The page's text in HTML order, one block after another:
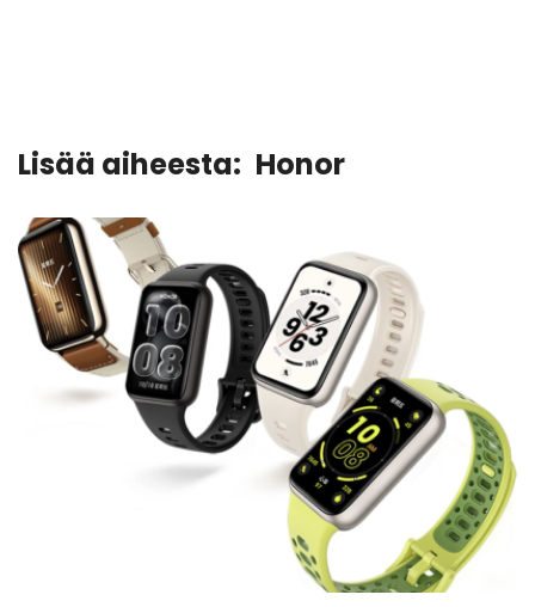
Lisää aiheesta: Honor